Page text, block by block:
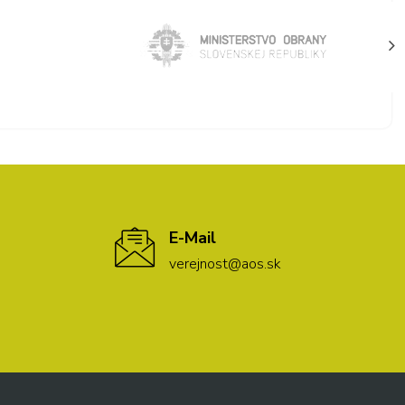
E-Mail
verejnost@aos.sk